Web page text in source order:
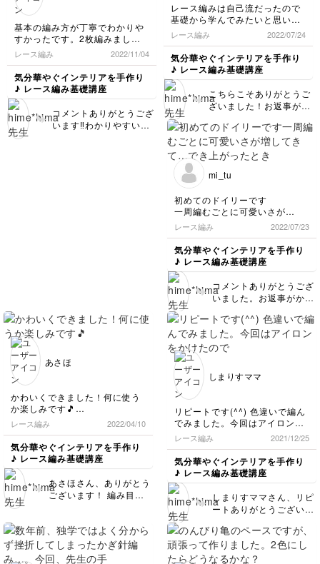
とうございます😊
基本の編み方が丁寧でわかりや
すかったです。2枚編みました
が、もっと作りたいです。
レース編み 2022/11/04
気分華やぐインテリアを手作り
♪ レース編み基礎講座
コメントありがとうござ
います‼️わかりやすいと
レース編みは自己流だったので
基礎から学んでみたいと思い受
講しました。糸はあり合わせで
す。編み始めの移動などとても
勉強になりました。ありがとう
ございました。
レース編み 2022/07/24
気分華やぐインテリアを手作り
♪ レース編み基礎講座
こちらこそありがとうご
ざいました！お返事が遅
なさい😔 レース編みが
少しでもわかりやすく説
明できていたらいいので
せでいろんなデザインが
と編んでみてください
ね。
mi_tu
初めてのドイリーです
一周編むごとに可愛いさが
増してきて…
でき上がったときは何回も眺め
てしまうくらい可愛い模様です
また違う模様にも挑戦したいで
す
楽しかったです！！
レース編み 2022/07/23
気分華やぐインテリアを手作り
♪ レース編み基礎講座
コメントありがとうござ
いました。お返事がかな
めんなさい🙇🏻‍♀️ 初めてな
のに、とても綺麗に丁寧
に仕上がっていて、すご
いね。
あさほ
かわいくできました！何に使う
か楽しみです🎵
レース編み 2022/04/10
気分華やぐインテリアを手作り
♪ レース編み基礎講座
あさほさん、ありがとう
ございます！ 編み目も
しまりすママ
リピートです(^^) 色違いで編ん
でみました。今回はアイロンを
かけたのでピシッと広がりまし
た！
レース編み 2021/12/25
気分華やぐインテリアを手作り
♪ レース編み基礎講座
しまりすママさん、リピ
ートありがとうございま
がりで、アイロン仕上げ
もバッチリですね！ い
つも写真が柔らかくて癒